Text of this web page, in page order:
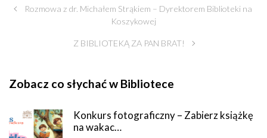
Rozmowa z dr. Michałem Strąkiem – Dyrektorem Biblioteki na
Koszykowej
Z BIBLIOTEKĄ ZA PAN BRAT!
Zobacz co słychać w Bibliotece
Konkurs fotograficzny – Zabierz książkę
na wakac…